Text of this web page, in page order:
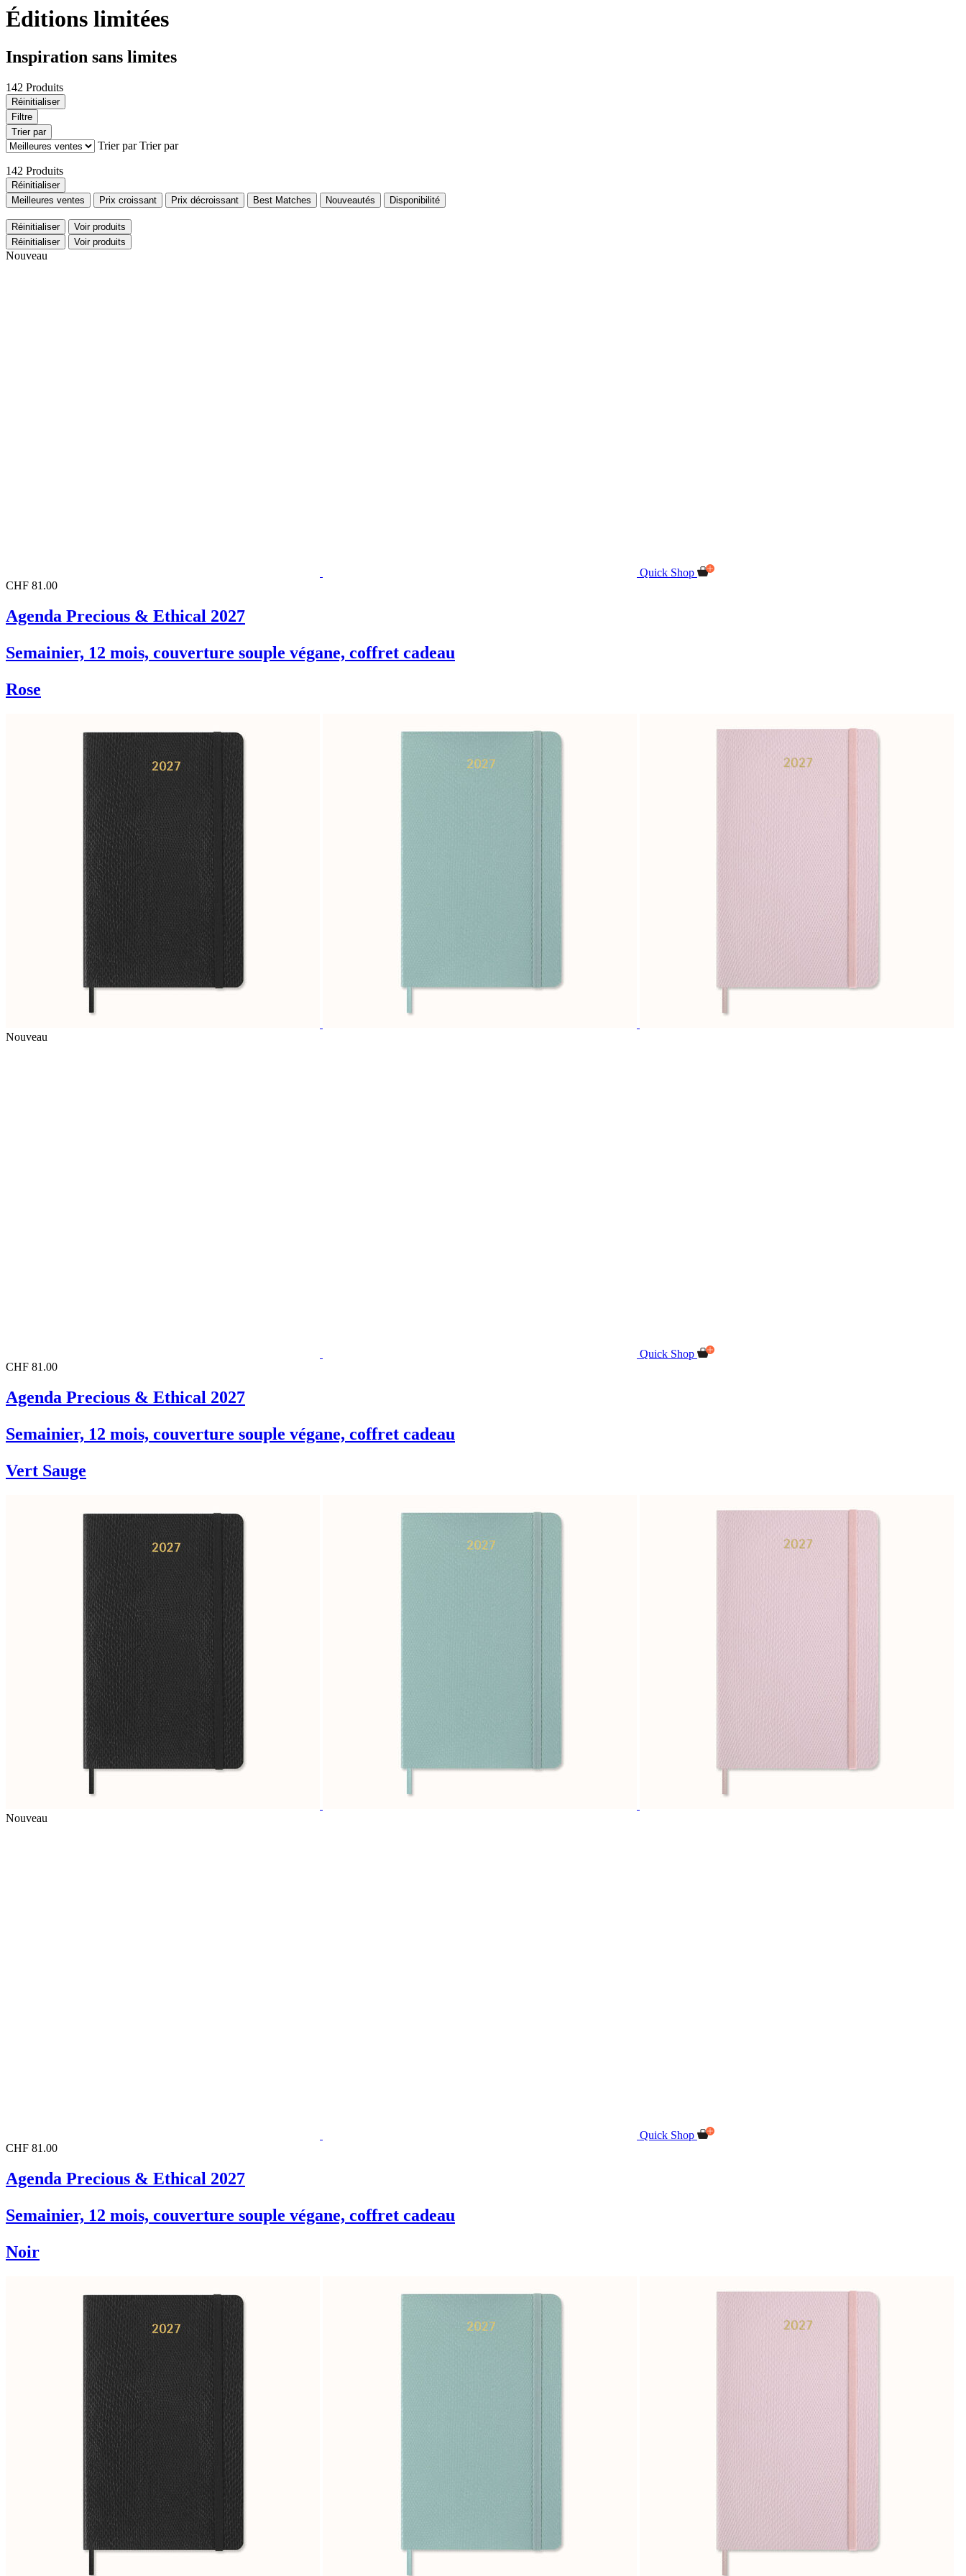
Éditions limitées
Inspiration sans limites
142 Produits
Réinitialiser
Filtre
Trier par
Trier parTrier par
142 Produits
Réinitialiser
Meilleures ventes
Prix croissant Prix décroissant Best Matches Nouveautés Disponibilité
Réinitialiser
Voir produits
Réinitialiser
Voir produits
Nouveau
Quick Shop
CHF 81.00
Agenda Precious & Ethical 2027
Semainier, 12 mois, couverture souple végane, coffret cadeau
Rose
Nouveau
Quick Shop
CHF 81.00
Agenda Precious & Ethical 2027
Semainier, 12 mois, couverture souple végane, coffret cadeau
Vert Sauge
Nouveau
Quick Shop
CHF 81.00
Agenda Precious & Ethical 2027
Semainier, 12 mois, couverture souple végane, coffret cadeau
Noir